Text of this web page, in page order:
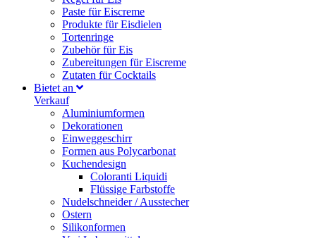
Paste für Eiscreme
Produkte für Eisdielen
Tortenringe
Zubehör für Eis
Zubereitungen für Eiscreme
Zutaten für Cocktails
Bietet an
Verkauf
Aluminiumformen
Dekorationen
Einweggeschirr
Formen aus Polycarbonat
Kuchendesign
Coloranti Liquidi
Flüssige Farbstoffe
Nudelschneider / Ausstecher
Ostern
Silikonformen